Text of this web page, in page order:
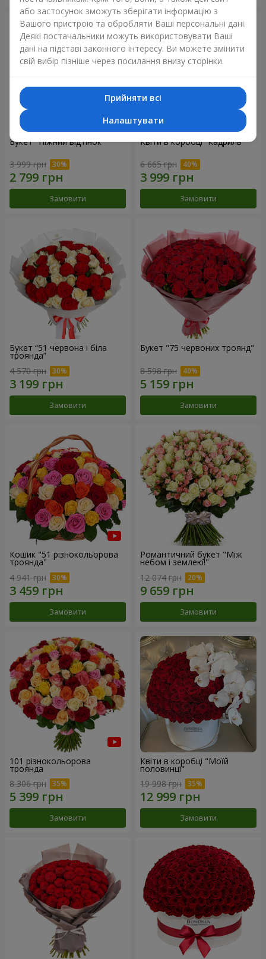
Букет "Ніжний відтінок"
3 999 грн
Замовити
Квіти в коробці “Кадриль”
6 665 грн
Замовити
Букет “51 червона і біла
троянда”
4 570 грн
Замовити
Букет "75 червоних троянд"
8 598 грн
Замовити
Кошик "51 різнокольорова
троянда"
4 941 грн
Замовити
Романтичний букет "Між
небом і землею!"
12 074 грн
Замовити
101 різнокольорова
троянда
8 306 грн
Замовити
Квіти в коробці "Моїй
половинці"
19 998 грн
Замовити
або застосунок зможуть зберігати інформацію з
Вашого пристрою та обробляти Ваші персональні дані.
Деякі постачальники можуть використовувати Ваші
дані на підставі законного інтересу. Ви можете змінити
свій вибір пізніше через посилання внизу сторінки.
Прийняти всі
Налаштувати